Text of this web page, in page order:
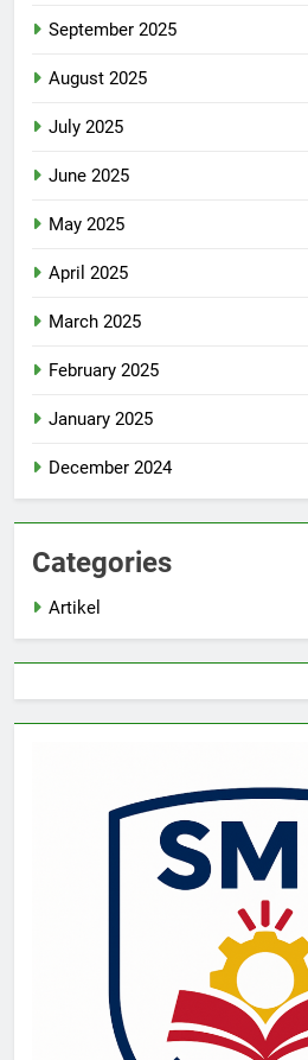
September 2025
August 2025
July 2025
June 2025
May 2025
April 2025
March 2025
February 2025
January 2025
December 2024
Categories
Artikel